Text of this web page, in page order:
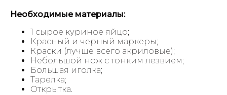
Необходимые материалы:
1 сырое куриное яйцо;
Красный и черный маркеры;
Краски (лучше всего акриловые);
Небольшой нож с тонким лезвием;
Большая иголка;
Тарелка;
Открытка.